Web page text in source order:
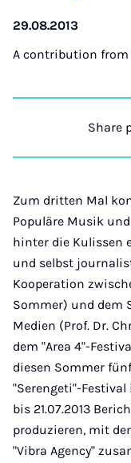
29.08.2013
A contribution from
Share
Zum dritten Mal
Populäre Musik
hinter die Kulissen
und selbst
Kooperation
Sommer) und dem
Medien (Prof. Dr.
dem "Area 4"-
diesen Sommer
"Serengeti"-
bis 21.07.2013
produzieren, mit
"Vibra Agency"